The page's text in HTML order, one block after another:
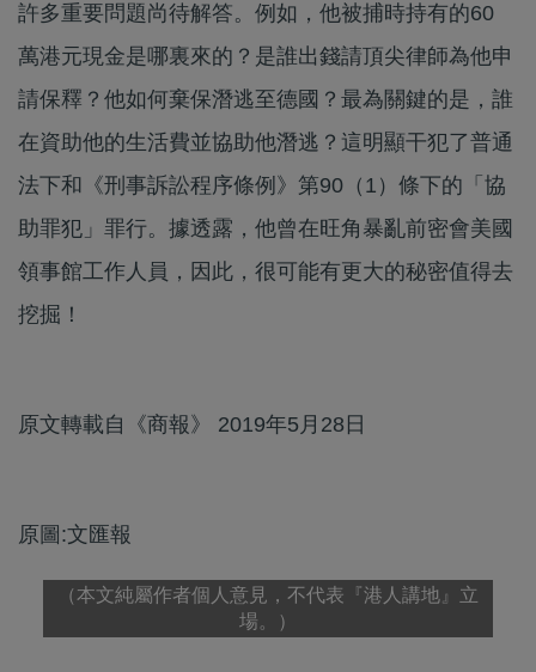
許多重要問題尚待解答。例如，他被捕時持有的60
萬港元現金是哪裏來的？是誰出錢請頂尖律師為他申
請保釋？他如何棄保潛逃至德國？最為關鍵的是，誰
在資助他的生活費並協助他潛逃？這明顯干犯了普通
法下和《刑事訴訟程序條例》第90（1）條下的「協
助罪犯」罪行。據透露，他曾在旺角暴亂前密會美國
領事館工作人員，因此，很可能有更大的秘密值得去
挖掘！
原文轉載自《商報》 2019年5月28日
原圖:文匯報
（本文純屬作者個人意見，不代表『港人講地』立
場。）